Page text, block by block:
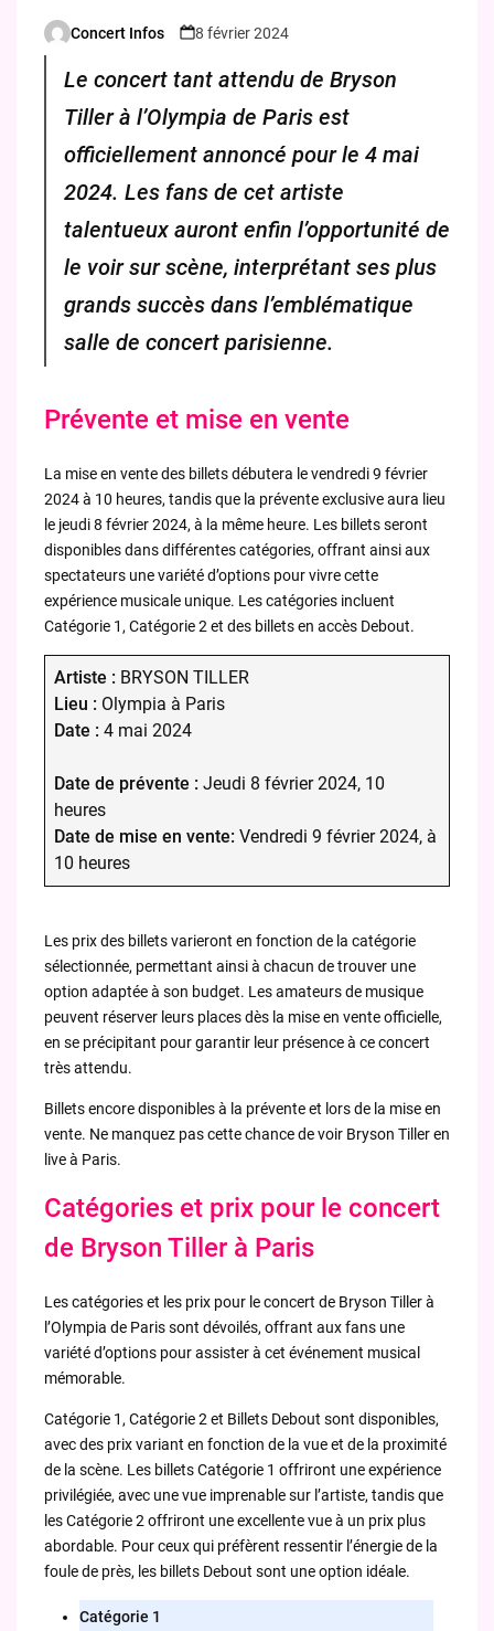
Posted
Concert Infos 8 février 2024
Le concert tant attendu de Bryson
Tiller à l’Olympia de Paris est
officiellement annoncé pour le 4 mai
2024. Les fans de cet artiste
talentueux auront enfin l’opportunité de
le voir sur scène, interprétant ses plus
grands succès dans l’emblématique
salle de concert parisienne.
Prévente et mise en vente
La mise en vente des billets débutera le vendredi 9 février
2024 à 10 heures, tandis que la prévente exclusive aura lieu
le jeudi 8 février 2024, à la même heure. Les billets seront
disponibles dans différentes catégories, offrant ainsi aux
spectateurs une variété d’options pour vivre cette
expérience musicale unique. Les catégories incluent
Catégorie 1, Catégorie 2 et des billets en accès Debout.
Artiste : BRYSON TILLER
Lieu : Olympia à Paris
Date : 4 mai 2024
Date de prévente : Jeudi 8 février 2024, 10
heures
Date de mise en vente: Vendredi 9 février 2024, à
10 heures
Les prix des billets varieront en fonction de la catégorie
sélectionnée, permettant ainsi à chacun de trouver une
option adaptée à son budget. Les amateurs de musique
peuvent réserver leurs places dès la mise en vente officielle,
en se précipitant pour garantir leur présence à ce concert
très attendu.
Billets encore disponibles à la prévente et lors de la mise en
vente. Ne manquez pas cette chance de voir Bryson Tiller en
live à Paris.
Catégories et prix pour le concert
de Bryson Tiller à Paris
Les catégories et les prix pour le concert de Bryson Tiller à
l’Olympia de Paris sont dévoilés, offrant aux fans une
variété d’options pour assister à cet événement musical
mémorable.
Catégorie 1, Catégorie 2 et Billets Debout sont disponibles,
avec des prix variant en fonction de la vue et de la proximité
de la scène. Les billets Catégorie 1 offriront une expérience
privilégiée, avec une vue imprenable sur l’artiste, tandis que
les Catégorie 2 offriront une excellente vue à un prix plus
abordable. Pour ceux qui préfèrent ressentir l’énergie de la
foule de près, les billets Debout sont une option idéale.
Catégorie 1